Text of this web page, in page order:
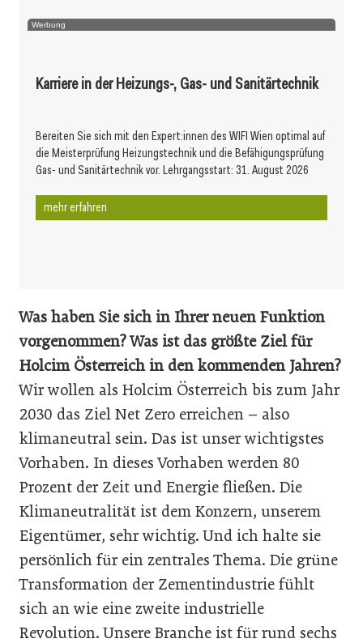
Werbung
Karriere in der Heizungs-, Gas- und Sanitärtechnik
Bereiten Sie sich mit den Expert:innen des WIFI Wien optimal auf
die Meisterprüfung Heizungstechnik und die Befähigungsprüfung
Gas- und Sanitärtechnik vor. Lehrgangsstart: 31. August 2026
mehr erfahren
Was haben Sie sich in Ihrer neuen Funktion
vorgenommen? Was ist das größte Ziel für
Holcim Österreich in den kommenden Jahren?
Wir wollen als Holcim Österreich bis zum Jahr
2030 das Ziel Net Zero erreichen – also
klimaneutral sein. Das ist unser wichtigstes
Vorhaben. In dieses Vorhaben werden 80
Prozent der Zeit und Energie fließen. Die
Klimaneutralität ist dem Konzern, unserem
Eigentümer, sehr wichtig. Und ich halte sie
persönlich für ein zentrales Thema. Die grüne
Transformation der Zementindustrie fühlt
sich an wie eine zweite industrielle
Revolution. Unsere Branche ist für rund sechs